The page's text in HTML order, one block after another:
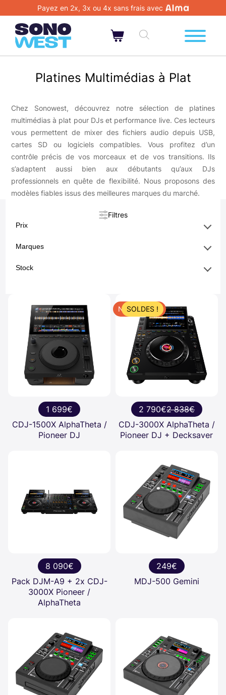
Payez en 2x, 3x ou 4x sans frais avec
Platines Multimédias à Plat
Chez Sonowest, découvrez notre sélection de platines
multimédias à plat pour DJs et performance live. Ces lecteurs
vous permettent de mixer des fichiers audio depuis USB,
cartes SD ou logiciels compatibles. Vous profitez d’un
contrôle précis de vos morceaux et de vos transitions. Ils
s’adaptent aussi bien aux débutants qu’aux DJs
professionnels en quête de flexibilité. Nous proposons des
modèles fiables issus des meilleures marques du marché.
Filtres
Prix
Marques
Stock
1 699€
CDJ-1500X AlphaTheta /
Pioneer DJ
SOLDES !
2 790€2 838€
CDJ-3000X AlphaTheta /
Pioneer DJ + Decksaver
NOUVEAUTE
8 090€
Pack DJM-A9 + 2x CDJ-
3000X Pioneer /
AlphaTheta
249€
MDJ-500 Gemini